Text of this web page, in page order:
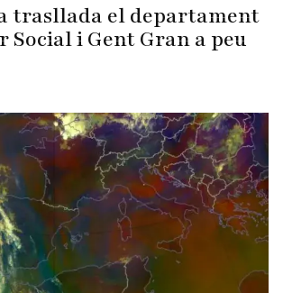
trasllada el departament
Social i Gent Gran a peu